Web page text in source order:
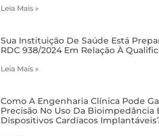
Leia Mais »
Sua Instituição De Saúde Está
RDC 938/2024 Em Relação À
Leia Mais »
Como A Engenharia Clínica Pode
Precisão No Uso Da Bioimpedância
Dispositivos Cardíacos